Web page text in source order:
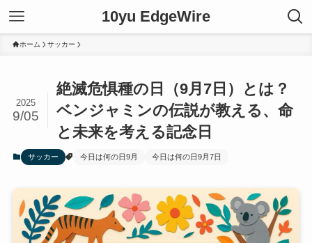
10yu EdgeWire
ホーム サッカー
絶滅危惧種の日（9月7日）とは？
ベンジャミンの伝説が教える、命
と未来を考える記念日
2025
9/05
サッカー 今日は何の日9月 今日は何の日9月7日